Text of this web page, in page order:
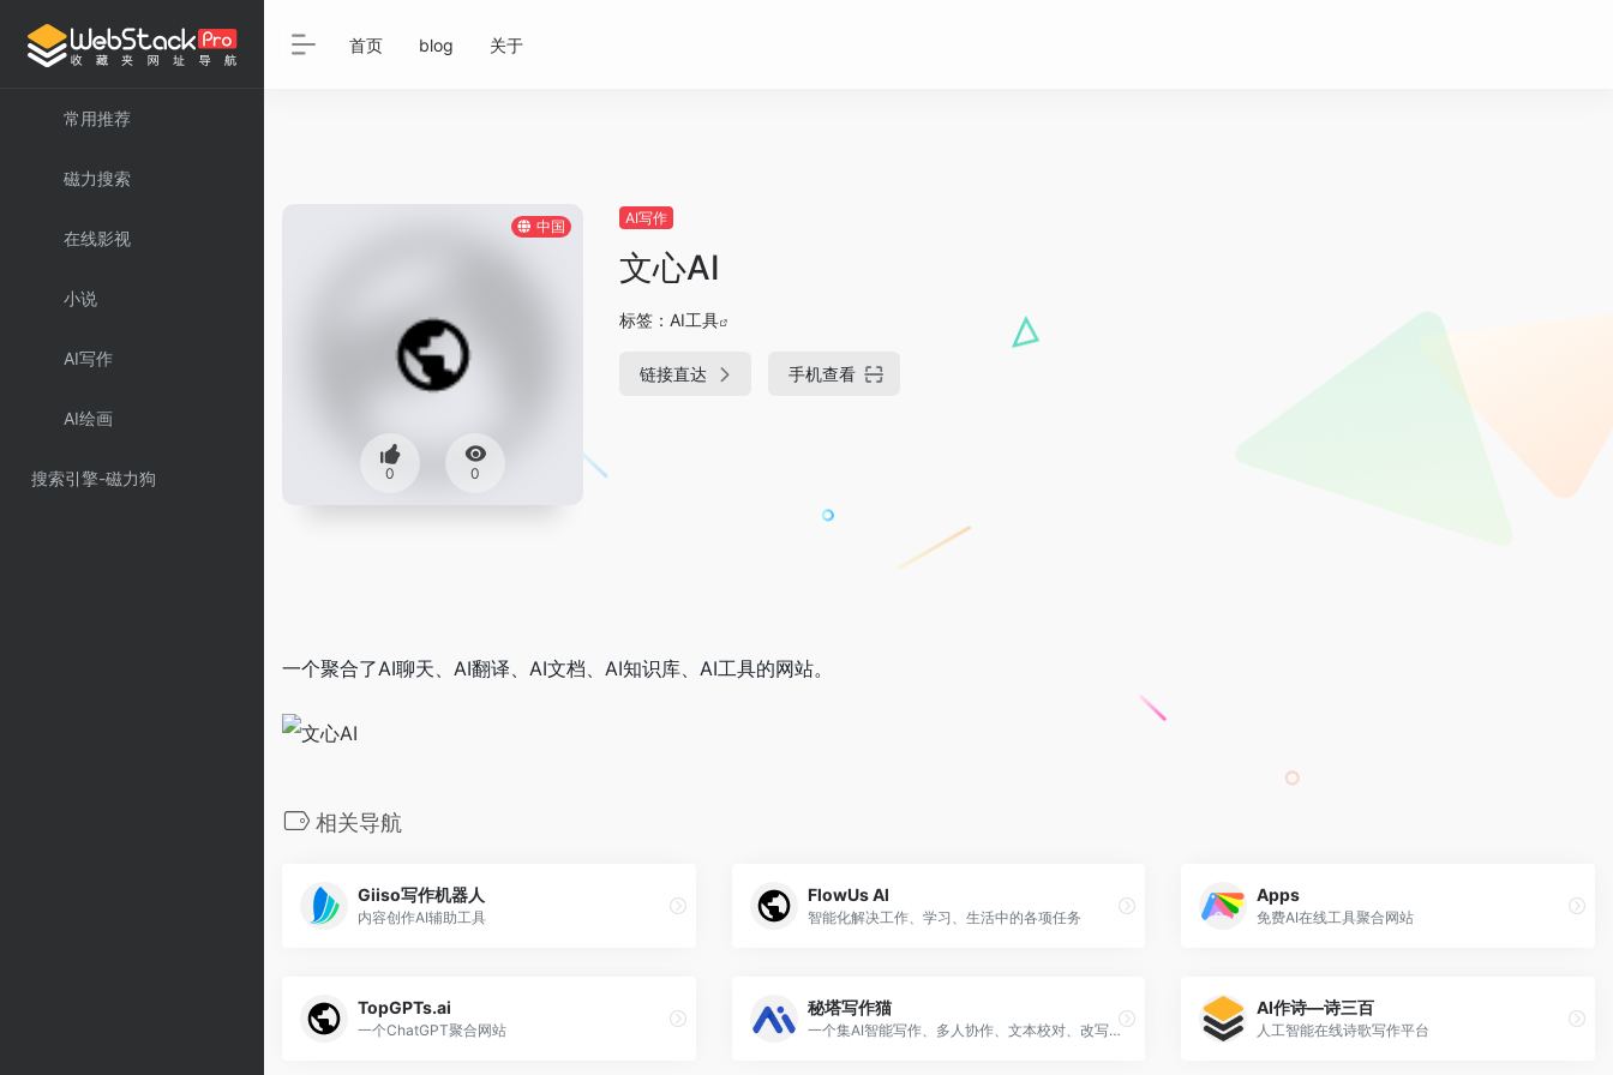
常用推荐
磁力搜索
在线影视
小说
AI写作
AI绘画
搜索引擎-磁力狗
首页 blog 关于
中国
0 0
AI写作
文心AI
标签： AI工具
链接直达 手机查看
一个聚合了AI聊天、AI翻译、AI文档、AI知识库、AI工具的网站。
相关导航
Giiso写作机器人
内容创作AI辅助工具
FlowUs Al
智能化解决工作、学习、生活中的各项任务
Apps
免费AI在线工具聚合网站
TopGPTs.ai
一个ChatGPT聚合网站
秘塔写作猫
一个集AI智能写作、多人协作、文本校对、改写润色、自动配图等功能为一体的AI原生创作平台。
AI作诗—诗三百
人工智能在线诗歌写作平台